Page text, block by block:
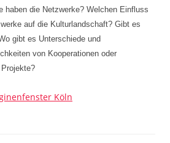
haben die Netzwerke? Welchen Einfluss
auf die Kulturlandschaft? Gibt es
gibt es Unterschiede und
von Kooperationen oder
Köln